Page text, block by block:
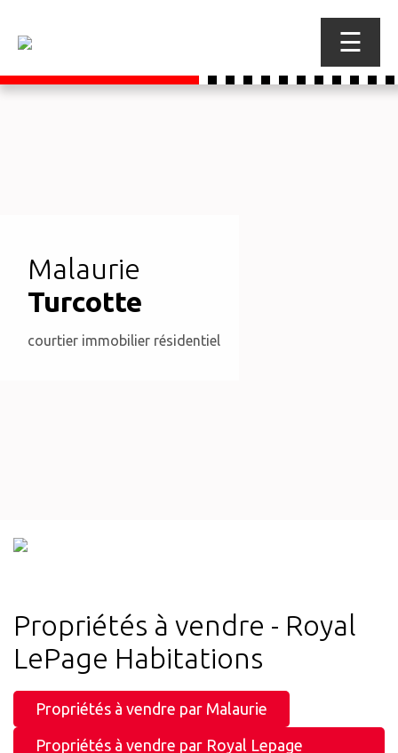
☰
Malaurie
Turcotte
courtier immobilier résidentiel
Propriétés à vendre - Royal
LePage Habitations
Propriétés à vendre par Malaurie
Propriétés à vendre par Royal Lepage